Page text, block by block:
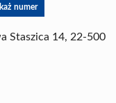
numer
Staszica 14, 22-500